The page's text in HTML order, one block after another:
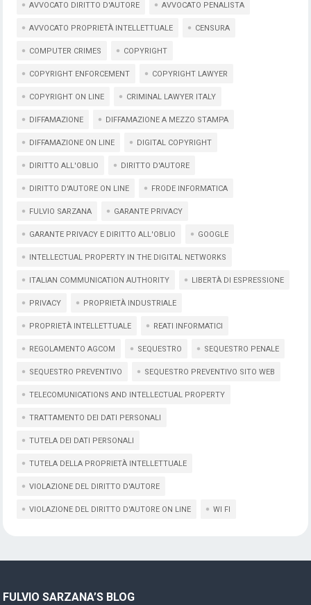
AVVOCATO DIRITTO D'AUTORE AVVOCATO PENALISTA
AVVOCATO PROPRIETÀ INTELLETTUALE CENSURA
COMPUTER CRIMES COPYRIGHT
COPYRIGHT ENFORCEMENT COPYRIGHT LAWYER
COPYRIGHT ON LINE CRIMINAL LAWYER ITALY
DIFFAMAZIONE DIFFAMAZIONE A MEZZO STAMPA
DIFFAMAZIONE ON LINE DIGITAL COPYRIGHT
DIRITTO ALL'OBLIO DIRITTO D'AUTORE
DIRITTO D'AUTORE ON LINE FRODE INFORMATICA
FULVIO SARZANA GARANTE PRIVACY
GARANTE PRIVACY E DIRITTO ALL'OBLIO GOOGLE
INTELLECTUAL PROPERTY IN THE DIGITAL NETWORKS
ITALIAN COMMUNICATION AUTHORITY LIBERTÀ DI ESPRESSIONE
PRIVACY PROPRIETÀ INDUSTRIALE
PROPRIETÀ INTELLETTUALE REATI INFORMATICI
REGOLAMENTO AGCOM SEQUESTRO SEQUESTRO PENALE
SEQUESTRO PREVENTIVO SEQUESTRO PREVENTIVO SITO WEB
TELECOMUNICATIONS AND INTELLECTUAL PROPERTY
TRATTAMENTO DEI DATI PERSONALI
TUTELA DEI DATI PERSONALI
TUTELA DELLA PROPRIETÀ INTELLETTUALE
VIOLAZIONE DEL DIRITTO D'AUTORE
VIOLAZIONE DEL DIRITTO D'AUTORE ON LINE WI FI
FULVIO SARZANA’S BLOG